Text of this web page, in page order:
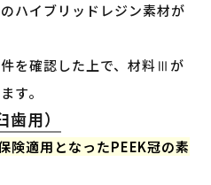
ハイブリッドレジン素材が
を確認した上で、材料Ⅲが
す。
用）
険適用となったPEEK冠の素